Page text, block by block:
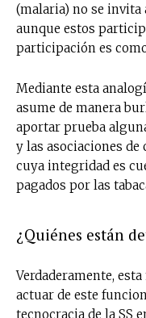
(malaria) no se
aunque estos
participación es
Mediante esta
asume de manera
aportar prueba
y las asociaciones
cuya integridad es
pagados por las
¿Quiénes están
Verdaderamente,
actuar de este
tecnocracia de la SS